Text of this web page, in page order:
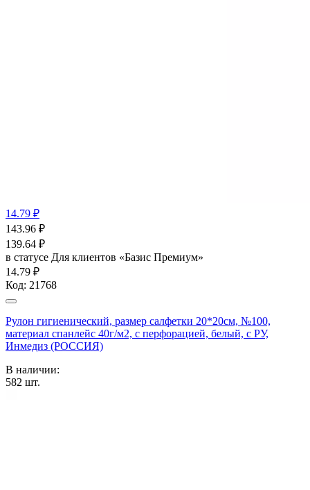
14.79 ₽
143.96 ₽
139.64 ₽
в статусе Для клиентов «Базис Премиум»
14.79 ₽
Код: 21768
Рулон гигиенический, размер салфетки 20*20см, №100,
материал спанлейс 40г/м2, с перфорацией, белый, с РУ,
Инмедиз (РОССИЯ)
В наличии:
582 шт.